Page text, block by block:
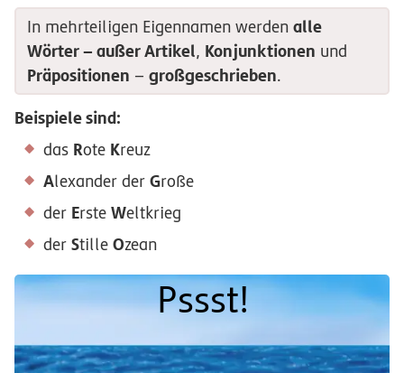
In mehrteiligen Eigennamen werden alle
Wörter – außer Artikel, Konjunktionen und
Präpositionen – großgeschrieben.
Beispiele sind:
das Rote Kreuz
Alexander der Große
der Erste Weltkrieg
der Stille Ozean
Pssst!